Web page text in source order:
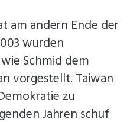
am andern Ende der
wurden
Schmid dem
vorgestellt. Taiwan
zu
Jahren schuf